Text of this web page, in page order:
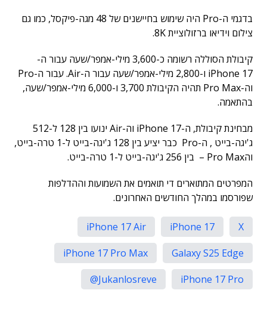
בדגמי ה-Pro היה שימוש בחיישנים של 48 מגה-פיקסל, כמו גם
צילום וידיאו ברזולוציית 8K.
קיבולת הסוללה רשומה כ-3,600 מילי-אמפר/שעה עבור ה-
iPhone 17 ו-2,800 מילי-אמפר/שעה עבור ה-Air. עבור ה-Pro
וה-Pro Max תהיה הקיבולת 3,700 ו-6,000 מילי-אמפר/שעה,
בהתאמה.
מבחינת קיבולת, ה-iPhone 17 וה-Air ינועו בין 128 ל-512
ג'יגה-בייט , ה-Pro כבר יציע בין 128 ג'יגה-בייט ל-1 טרה-בייט,
והPro Max – בין 256 ג'יגה-בייט ל-1 טרה-בייט.
המפרטים המתוארים די תואמים את השמועות וההדלפות
שפורסמו במהלך החודשים האחרונים.
X
iPhone 17
iPhone 17 Air
Galaxy S25 Edge
iPhone 17 Pro Max
iPhone 17 Pro
Jukanlosreve@